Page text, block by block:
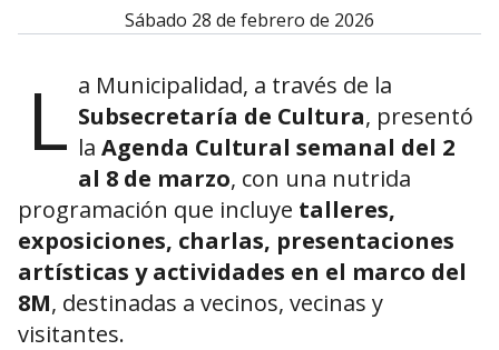
sábado 28 de febrero de 2026
L a Municipalidad, a través de la
Subsecretaría de Cultura, presentó
la Agenda Cultural semanal del 2
al 8 de marzo, con una nutrida
programación que incluye talleres,
exposiciones, charlas, presentaciones
artísticas y actividades en el marco del
8M, destinadas a vecinos, vecinas y
visitantes.